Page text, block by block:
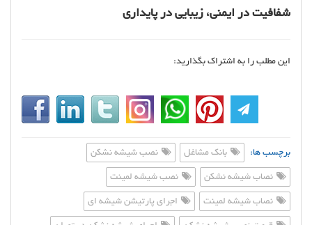
شفافیت در ایمنی، زیبایی در پایداری
این مطلب را به اشتراک بگذارید:
برچسب ها: بانک مشاغل نصب شیشه نشکن
نصاب شیشه نشکن نصب شیشه لمینت
نصاب شیشه لمینت اجرای پارتیشن شیشه ای